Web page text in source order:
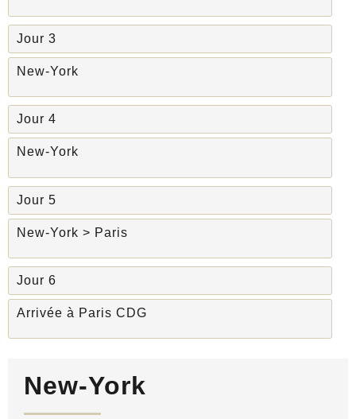
Jour 3
New-York
Jour 4
New-York
Jour 5
New-York > Paris
Jour 6
Arrivée à Paris CDG
New-York